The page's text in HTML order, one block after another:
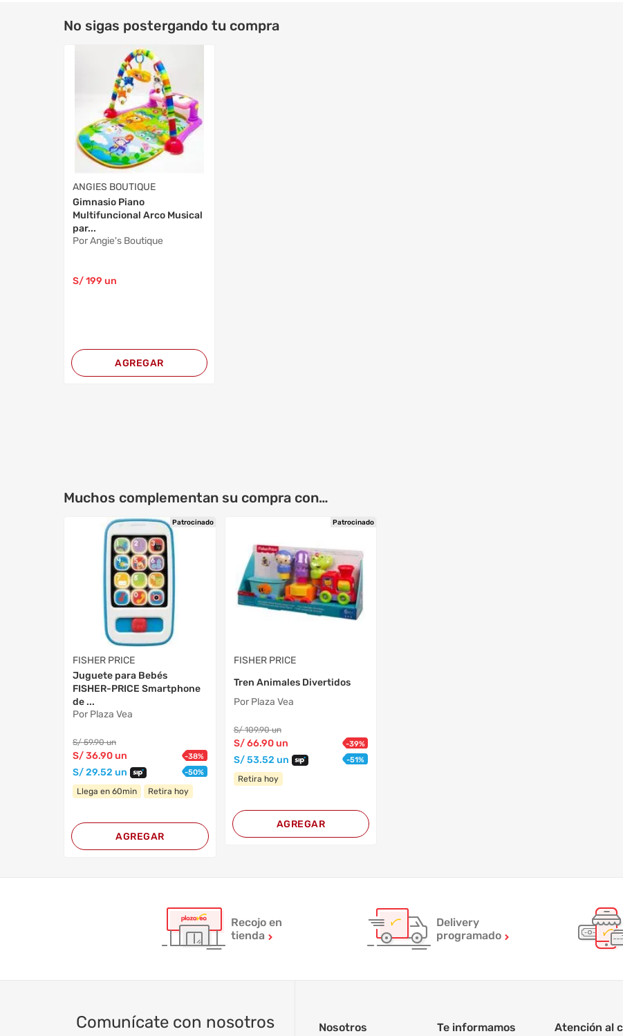
No sigas postergando tu compra
ANGIES BOUTIQUE
Gimnasio Piano
Multifuncional Arco Musical
par...
Por Angie's Boutique
S/199 un
AGREGAR
Muchos complementan su compra con…
Patrocinado
FISHER PRICE
Juguete para Bebés
FISHER-PRICE Smartphone
de ...
Por Plaza Vea
S/59.90 un
S/36.90un -38%
S/29.52 un -50%
Llega en 60min Retira hoy
AGREGAR
Patrocinado
FISHER PRICE
Tren Animales Divertidos
Por Plaza Vea
S/109.90 un
S/66.90 un -39%
S/53.52 un -51%
Retira hoy
AGREGAR
Recojo en
tienda
Delivery
programado
Comunícate con nosotros Nosotros Te informamos Atención al